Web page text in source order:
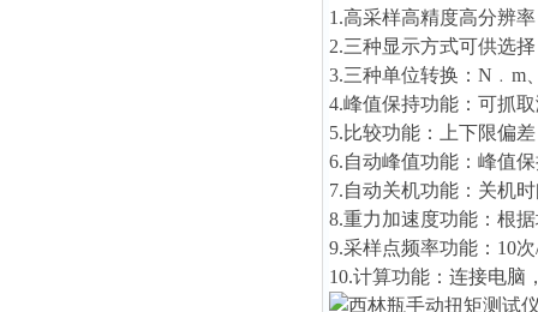
1.高采样高精度高分辨
2.三种显示方式可供选
3.三种单位转换：N﹒m
4.峰值保持功能：可抓
5.比较功能：上下限偏
6.自动峰值功能：峰值
7.自动关机功能：关机
8.重力加速度功能：根
9.采样点频率功能：10
10.计算功能：连接电脑